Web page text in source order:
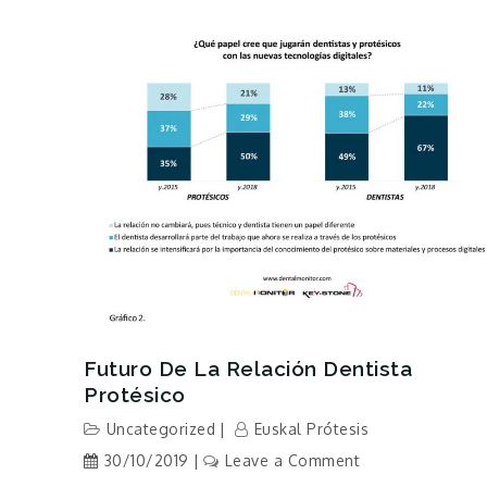
Futuro De La Relación Dentista
Protésico
Uncategorized
Euskal Prótesis
30/10/2019
Leave a Commenton